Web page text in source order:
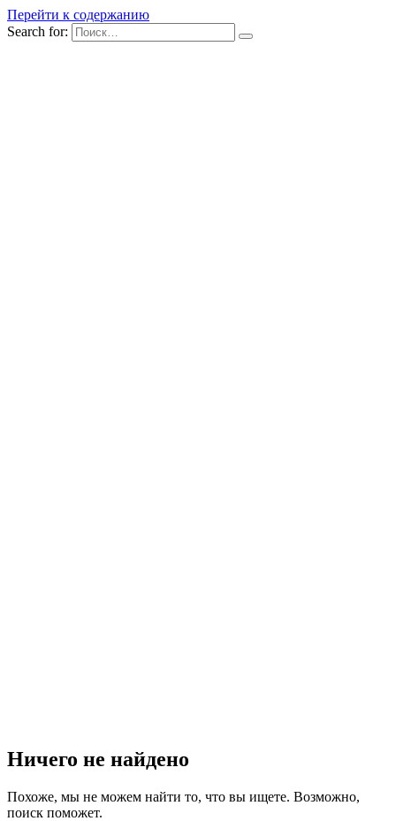
Перейти к содержанию
Search for:
Ничего не найдено
Похоже, мы не можем найти то, что вы ищете. Возможно,
поиск поможет.